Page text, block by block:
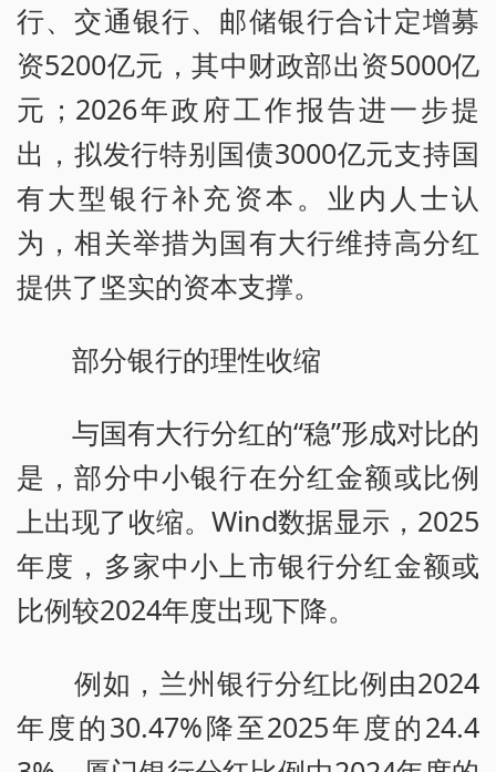
行、交通银行、邮储银行合计定增募
资5200亿元，其中财政部出资5000亿
元；2026年政府工作报告进一步提
出，拟发行特别国债3000亿元支持国
有大型银行补充资本。业内人士认
为，相关举措为国有大行维持高分红
提供了坚实的资本支撑。
部分银行的理性收缩
与国有大行分红的“稳”形成对比的
是，部分中小银行在分红金额或比例
上出现了收缩。Wind数据显示，2025
年度，多家中小上市银行分红金额或
比例较2024年度出现下降。
例如，兰州银行分红比例由2024
年度的30.47%降至2025年度的24.4